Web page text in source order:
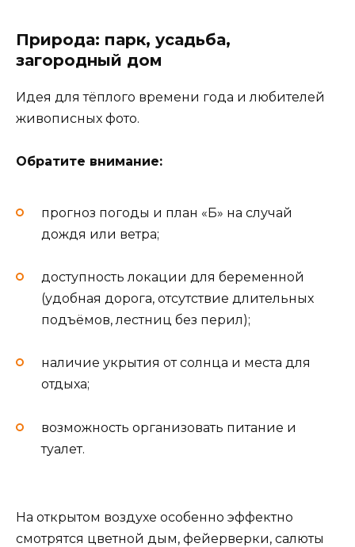
Природа: парк, усадьба,
загородный дом
Идея для тёплого времени года и любителей
живописных фото.
Обратите внимание:
прогноз погоды и план «Б» на случай
дождя или ветра;
доступность локации для беременной
(удобная дорога, отсутствие длительных
подъёмов, лестниц без перил);
наличие укрытия от солнца и места для
отдыха;
возможность организовать питание и
туалет.
На открытом воздухе особенно эффектно
смотрятся цветной дым, фейерверки, салюты